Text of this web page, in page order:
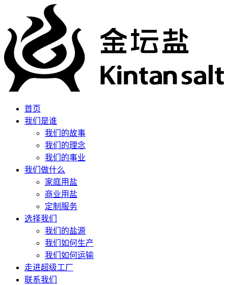
首页
我们是谁
我们的故事
我们的理念
我们的事业
我们做什么
家庭用盐
商业用盐
定制服务
选择我们
我们的盐源
我们如何生产
我们如何运输
走进超级工厂
联系我们